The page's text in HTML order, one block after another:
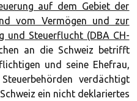
auf dem Gebiet der
vom Vermögen und zur
und Steuerflucht (DBA CH-
an die Schweiz betrifft
und seine Ehefrau,
verdächtigt
ein nicht deklariertes